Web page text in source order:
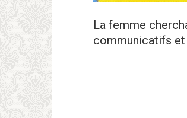
La femme
communicatifs et